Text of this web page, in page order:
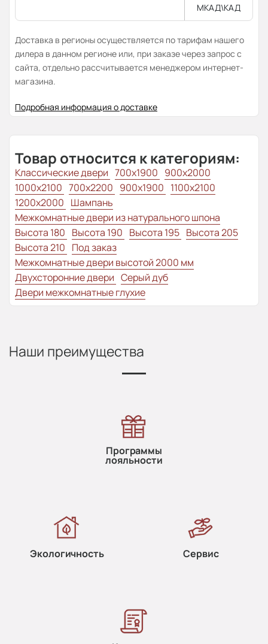
МКАД\КАД
Доставка в регионы осуществляется по тарифам нашего
дилера в данном регионе или, при заказе через запрос с
сайта, отдельно рассчитывается менеджером интернет-
магазина.
Подробная информация о доставке
Товар относится к категориям:
Классические двери 700x1900 900x2000
1000x2100 700x2200 900x1900 1100x2100
1200x2000 Шампань
Межкомнатные двери из натурального шпона
Высота 180 Высота 190 Высота 195 Высота 205
Высота 210 Под заказ
Межкомнатные двери высотой 2000 мм
Двухсторонние двери Серый дуб
Двери межкомнатные глухие
Наши преимущества
Программы
лояльности
Экологичность Сервис